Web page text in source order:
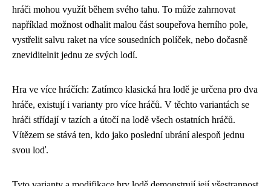
hráči mohou využít během svého tahu. To může zahrnovat
například možnost odhalit malou část soupeřova herního pole,
vystřelit salvu raket na více sousedních políček, nebo dočasně
zneviditelnit jednu ze svých lodí.
Hra ve více hráčích: Zatímco klasická hra lodě je určena pro dva
hráče, existují i varianty pro více hráčů. V těchto variantách se
hráči střídají v tazích a útočí na lodě všech ostatních hráčů.
Vítězem se stává ten, kdo jako poslední ubrání alespoň jednu
svou loď.